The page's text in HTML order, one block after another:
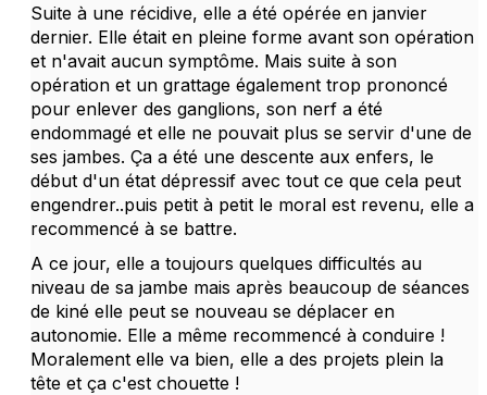
Suite à une récidive, elle a été opérée en janvier
dernier. Elle était en pleine forme avant son opération
et n'avait aucun symptôme. Mais suite à son
opération et un grattage également trop prononcé
pour enlever des ganglions, son nerf a été
endommagé et elle ne pouvait plus se servir d'une de
ses jambes. Ça a été une descente aux enfers, le
début d'un état dépressif avec tout ce que cela peut
engendrer..puis petit à petit le moral est revenu, elle a
recommencé à se battre.
A ce jour, elle a toujours quelques difficultés au
niveau de sa jambe mais après beaucoup de séances
de kiné elle peut se nouveau se déplacer en
autonomie. Elle a même recommencé à conduire !
Moralement elle va bien, elle a des projets plein la
tête et ça c'est chouette !